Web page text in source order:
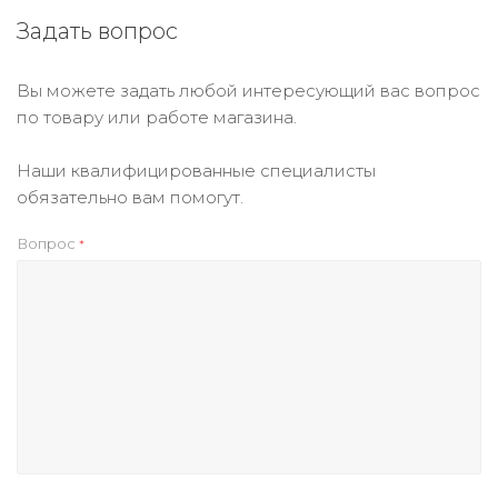
Задать вопрос
Вы можете задать любой интересующий вас вопрос
по товару или работе магазина.
Наши квалифицированные специалисты
обязательно вам помогут.
Вопрос *